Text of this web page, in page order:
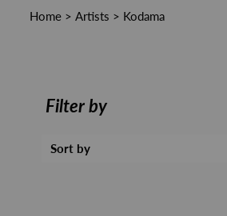
Home > Artists > Kodama
Filter by
Sort by